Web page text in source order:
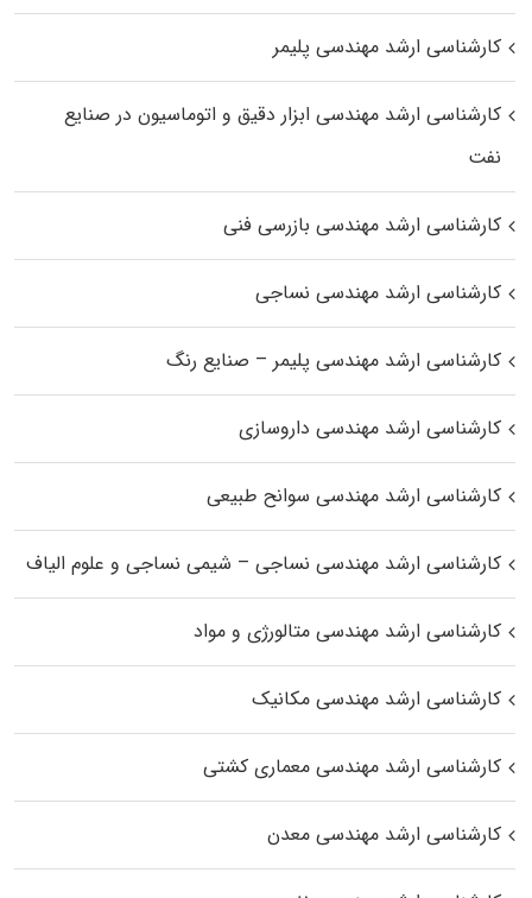
کارشناسی ارشد مهندسی پلیمر
کارشناسی ارشد مهندسی ابزار دقیق و اتوماسیون در صنایع
نفت
کارشناسی ارشد مهندسی بازرسی فنی
کارشناسی ارشد مهندسی نساجی
کارشناسی ارشد مهندسی پلیمر – صنایع رنگ
کارشناسی ارشد مهندسی داروسازی
کارشناسی ارشد مهندسی سوانح طبیعی
کارشناسی ارشد مهندسی نساجی – شیمی نساجی و علوم الیاف
کارشناسی ارشد مهندسی متالورژی و مواد
کارشناسی ارشد مهندسی مکانیک
کارشناسی ارشد مهندسی معماری کشتی
کارشناسی ارشد مهندسی معدن